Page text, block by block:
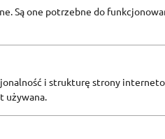
Są one potrzebne do
i strukturę strony
używana.